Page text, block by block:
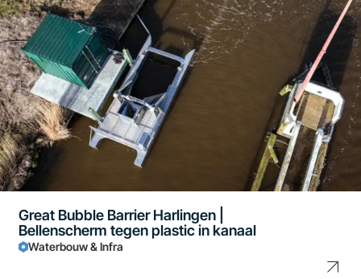
Great Bubble Barrier Harlingen |
Bellenscherm tegen plastic in kanaal
Waterbouw & Infra